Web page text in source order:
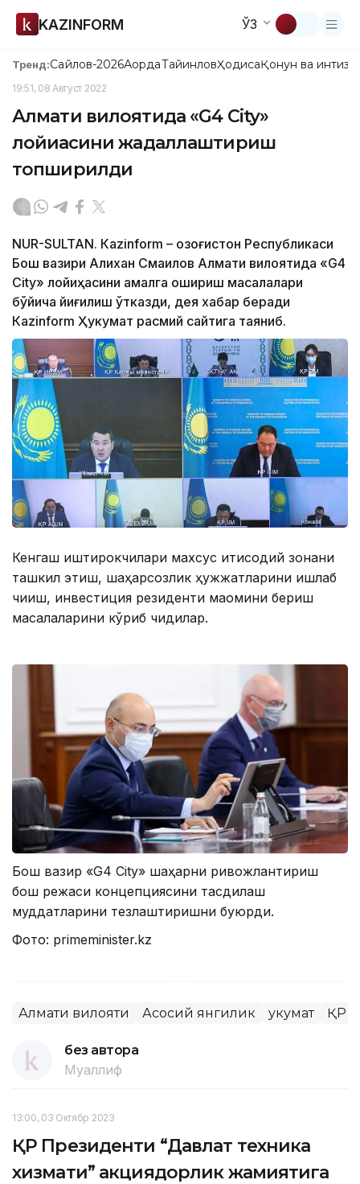
KAZINFORM ЎЗ
Тренд:Сайлов-2026АқордаТайинловҲодисаҚонун ва
19:51, 08 Август 2022
Алмати вилоятида «G4 City»
лойиҳасини жадаллаштириш
топширилди
NUR-SULTAN. Кazinform – Қозоғистон Республикаси
Бош вазири Алихан Смаилов Алмати вилоятида «G4
City» лойиҳасини амалга ошириш масалалари
бўйича йиғилиш ўтказди, дея хабар беради
Кazinform Ҳукумат расмий сайтига таяниб.
Кенгаш иштирокчилари махсус иқтисодий зонани
ташкил этиш, шаҳарсозлик ҳужжатларини ишлаб
чиқиш, инвестиция резиденти мақомини бериш
масалаларини кўриб чиқдилар.
Бош вазир «G4 City» шаҳарни ривожлантириш
бош режаси концепциясини тасдиқлаш
муддатларини тезлаштиришни буюрди.
Фото: primeminister.kz
Алмати вилояти Асосий янгилик Ҳукумат ҚР
без автора
Муаллиф
13:00, 03 Октябр 2023
ҚР Президенти “Давлат техника
хизмати” акциядорлик жамиятига